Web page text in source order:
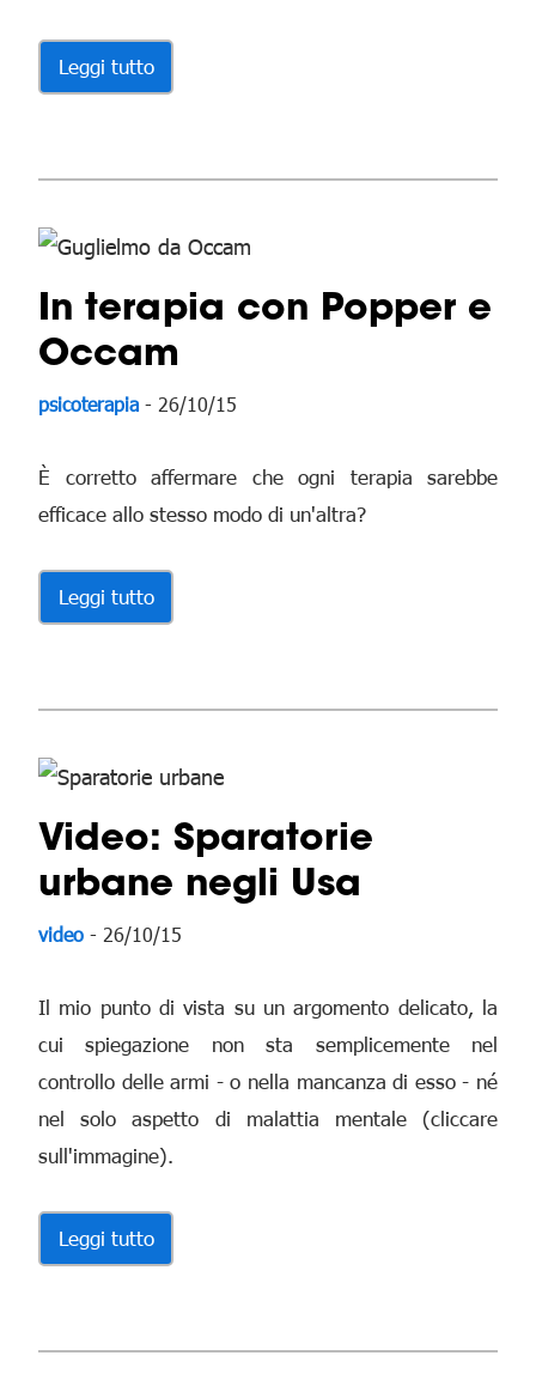
Leggi tutto
In terapia con Popper e
Occam
psicoterapia - 26/10/15
È corretto affermare che ogni terapia sarebbe
efficace allo stesso modo di un'altra?
Leggi tutto
Video: Sparatorie
urbane negli Usa
video - 26/10/15
Il mio punto di vista su un argomento delicato, la
cui spiegazione non sta semplicemente nel
controllo delle armi - o nella mancanza di esso - né
nel solo aspetto di malattia mentale (cliccare
sull'immagine).
Leggi tutto